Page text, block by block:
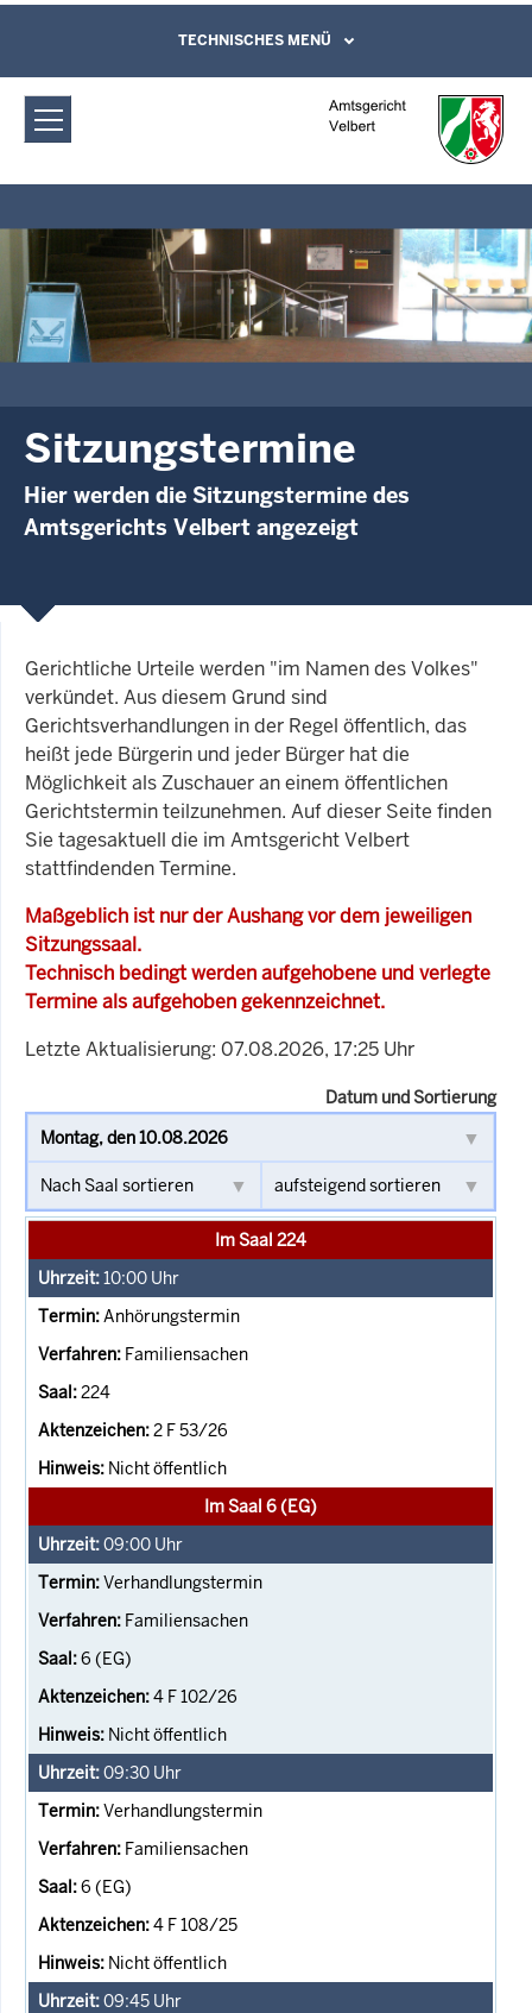
Amtsgericht Velbert: Sitzungstermine
Direkt zum Inhalt
Leichte Sprache, Gebärdensprachenvideo
und Kontaktformular
TECHNISCHES MENÜ
Sitzungstermine
Hier werden die Sitzungstermine des
Amtsgerichts Velbert angezeigt
Gerichtliche Urteile werden "im Namen des Volkes"
verkündet. Aus diesem Grund sind
Gerichtsverhandlungen in der Regel öffentlich, das
heißt jede Bürgerin und jeder Bürger hat die
Möglichkeit als Zuschauer an einem öffentlichen
Gerichtstermin teilzunehmen. Auf dieser Seite finden
Sie tagesaktuell die im Amtsgericht Velbert
stattfindenden Termine.
Maßgeblich ist nur der Aushang vor dem jeweiligen
Sitzungssaal.
Technisch bedingt werden aufgehobene und verlegte
Termine als aufgehoben gekennzeichnet.
Letzte Aktualisierung: 07.08.2026, 17:25 Uhr
Datum und Sortierung
Im Saal 224
10:00 Uhr
Anhörungstermin
Familiensachen
224
2 F 53/26
Nicht öffentlich
Im Saal 6 (EG)
09:00 Uhr
Verhandlungstermin
Familiensachen
6 (EG)
4 F 102/26
Nicht öffentlich
09:30 Uhr
Verhandlungstermin
Familiensachen
6 (EG)
4 F 108/25
Nicht öffentlich
09:45 Uhr